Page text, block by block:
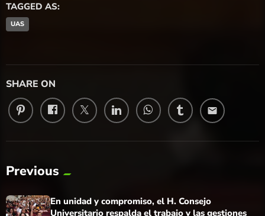
TAGGED AS:
UAS
SHARE ON
email
Previous
En unidad y compromiso, el H. Consejo
Universitario respalda el trabajo y las gestiones